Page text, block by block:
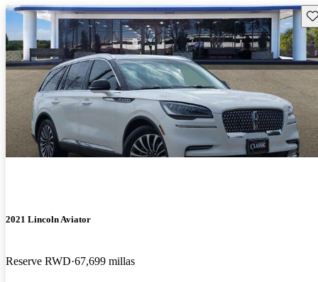
2021 Lincoln Aviator
Reserve RWD 67,699 millas